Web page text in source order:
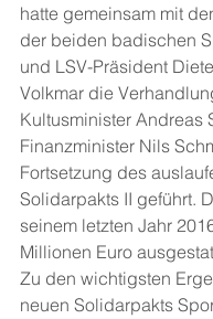
hatte gemeinsam mit
der beiden badischen
und LSV-Präsident
Volkmar die
Kultusminister Andreas
Finanzminister Nils
Fortsetzung des
Solidarpakts II geführt.
seinem letzten Jahr
Millionen Euro
Zu den wichtigsten
neuen Solidarpakts